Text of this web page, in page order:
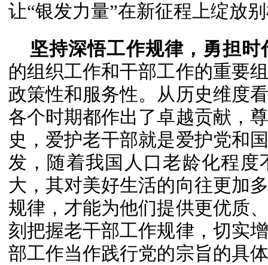
让“银发力量”在新征程上绽放
坚持深悟工作规律，勇担时
的组织工作和干部工作的重要
政策性和服务性。从历史维度
各个时期都作出了卓越贡献，
史，爱护老干部就是爱护党和
发，随着我国人口老龄化程
大，其对美好生活的向往更加
规律，才能为他们提供更优质
刻把握老干部工作规律，切实
部工作当作践行党的宗旨的具